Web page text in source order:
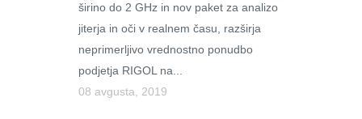
širino do 2 GHz in nov paket za analizo
jiterja in oči v realnem času, razširja
neprimerljivo vrednostno ponudbo
podjetja RIGOL na...
08 avgusta, 2019